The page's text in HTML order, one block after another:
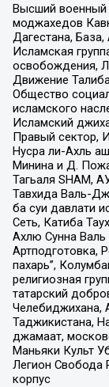
Высший
моджахедов
Дагестана,
Исламская
освобождения,
Движение
Общество
исламского
Исламский
Правый сектор,
Нусра ли-Ахль
Минина и Д.
Тагьаля SHAM,
Тавхида Валь-
ба суи давлати
Сеть, Катиба
Ахлю Сунна
Артподготовка,
пахарь”,
религиозная
татарский
Челебиджихана,
Таджикистана,
джамаат,
Маньяки Культ
Легион Свобода
корпус